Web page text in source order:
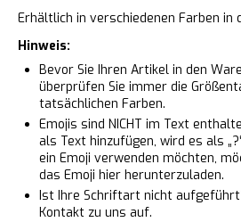
Erhältlich in verschiedenen Farben in
Hinweis:
Bevor Sie Ihren Artikel in den
überprüfen Sie immer die
tatsächlichen Farben.
Emojis sind NICHT im Text
als Text hinzufügen, wird es als
ein Emoji verwenden möchten,
das Emoji hier herunterzuladen.
Ist Ihre Schriftart nicht
Kontakt zu uns auf.